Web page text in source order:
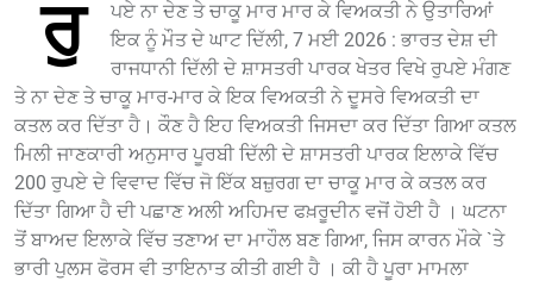
ਰੁ
ਪਏ ਨਾ ਦੇਣ ਤੇ ਚਾਕੂ ਮਾਰ ਮਾਰ ਕੇ ਵਿਅਕਤੀ ਨੇ ਉਤਾਰਿਆਂ
ਇਕ ਨੂੰ ਮੌਤ ਦੇ ਘਾਟ ਦਿੱਲੀ, 7 ਮਈ 2026 : ਭਾਰਤ ਦੇਸ਼ ਦੀ
ਰਾਜਧਾਨੀ ਦਿੱਲੀ ਦੇ ਸ਼ਾਸਤਰੀ ਪਾਰਕ ਖੇਤਰ ਵਿਖੇ ਰੁਪਏ ਮੰਗਣ
ਤੇ ਨਾ ਦੇਣ ਤੇ ਚਾਕੂ ਮਾਰ-ਮਾਰ ਕੇ ਇਕ ਵਿਅਕਤੀ ਨੇ ਦੂਸਰੇ ਵਿਅਕਤੀ ਦਾ
ਕਤਲ ਕਰ ਦਿੱਤਾ ਹੈ। ਕੌਣ ਹੈ ਇਹ ਵਿਅਕਤੀ ਜਿਸਦਾ ਕਰ ਦਿੱਤਾ ਗਿਆ ਕਤਲ
ਮਿਲੀ ਜਾਣਕਾਰੀ ਅਨੁਸਾਰ ਪੂਰਬੀ ਦਿੱਲੀ ਦੇ ਸ਼ਾਸਤਰੀ ਪਾਰਕ ਇਲਾਕੇ ਵਿੱਚ
200 ਰੁਪਏ ਦੇ ਵਿਵਾਦ ਵਿੱਚ ਜੋ ਇੱਕ ਬਜ਼ੁਰਗ ਦਾ ਚਾਕੂ ਮਾਰ ਕੇ ਕਤਲ ਕਰ
ਦਿੱਤਾ ਗਿਆ ਹੈ ਦੀ ਪਛਾਣ ਅਲੀ ਅਹਿਮਦ ਫਖ਼ਰੂਦੀਨ ਵਜੋਂ ਹੋਈ ਹੈ । ਘਟਨਾ
ਤੋਂ ਬਾਅਦ ਇਲਾਕੇ ਵਿੱਚ ਤਣਾਅ ਦਾ ਮਾਹੌਲ ਬਣ ਗਿਆ, ਜਿਸ ਕਾਰਨ ਮੌਕੇ `ਤੇ
ਭਾਰੀ ਪੁਲਸ ਫੋਰਸ ਵੀ ਤਾਇਨਾਤ ਕੀਤੀ ਗਈ ਹੈ । ਕੀ ਹੈ ਪੂਰਾ ਮਾਮਲਾ